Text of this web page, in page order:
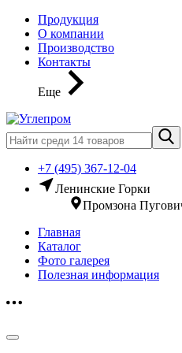
Продукция
О компании
Производство
Контакты
Еще
+7 (495) 367-12-04
Ленинские Горки
Промзона
Главная
Каталог
Фото галерея
Полезная информация